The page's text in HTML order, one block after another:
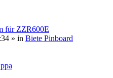
für ZZR600E
» in Biete Pinboard